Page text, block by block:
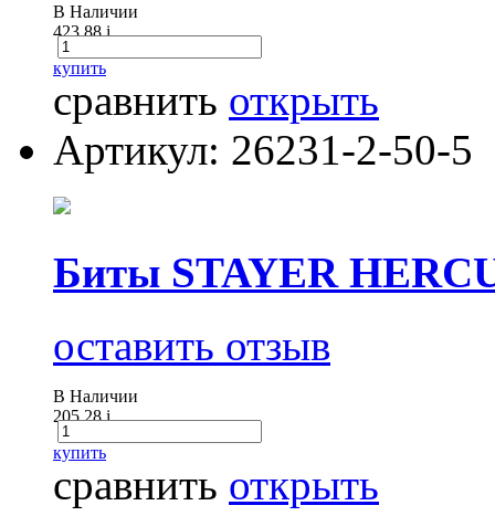
В Наличии
423.88i
купить
сравнить открыть
Артикул: 26231-2-50-5
Биты STAYER
оставить отзыв
В Наличии
205.28i
купить
сравнить открыть